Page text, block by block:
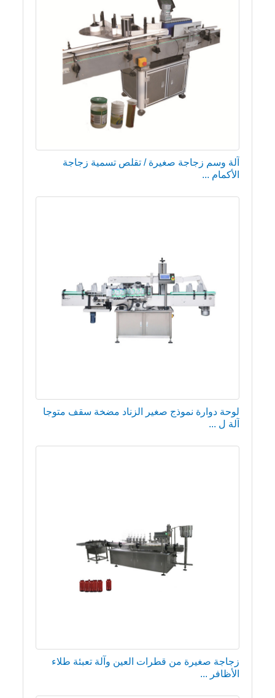
آلة وسم زجاجة صغيرة / تقلص تسمية زجاجة
الأكمام ...
لوحة دوارة نموذج صغير الزناد مضخة سقف متوجا
آلة ل ...
زجاجة صغيرة من قطرات العين وآلة تعبئة طلاء
الأظافر ...